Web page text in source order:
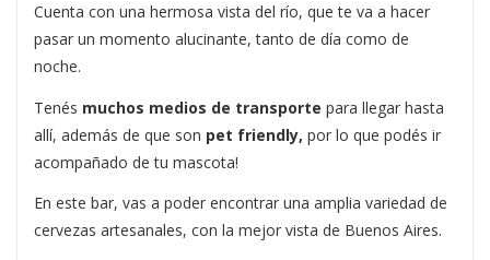
Cuenta con una hermosa vista del río, que te va a hacer
pasar un momento alucinante, tanto de día como de
noche.
Tenés muchos medios de transporte para llegar hasta
allí, además de que son pet friendly, por lo que podés ir
acompañado de tu mascota!
En este bar, vas a poder encontrar una amplia variedad de
cervezas artesanales, con la mejor vista de Buenos Aires.